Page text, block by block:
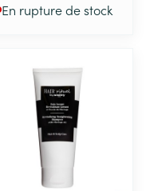
En rupture de stock